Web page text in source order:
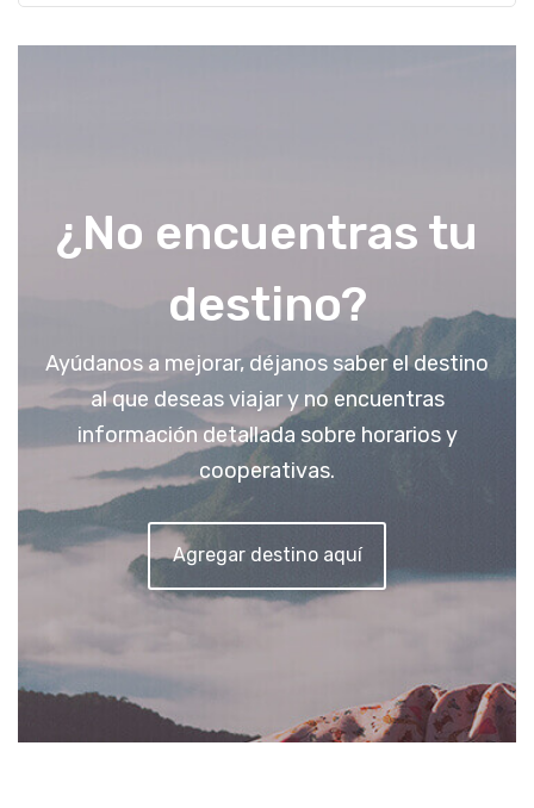
¿No encuentras tu
destino?
Ayúdanos a mejorar, déjanos saber el destino
al que deseas viajar y no encuentras
información detallada sobre horarios y
cooperativas.
Agregar destino aquí